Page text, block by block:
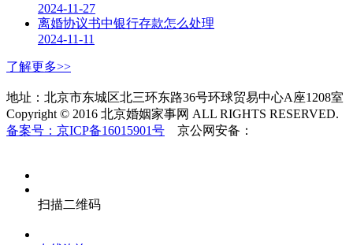
2024-11-27
离婚协议书中银行存款怎么处理
2024-11-11
了解更多>>
地址：北京市东城区北三环东路36号环球贸易中心A座1208室
Copyright © 2016 北京婚姻家事网 ALL RIGHTS RESERVED.
备案号：京ICP备16015901号
京公网安备：
扫描二维码